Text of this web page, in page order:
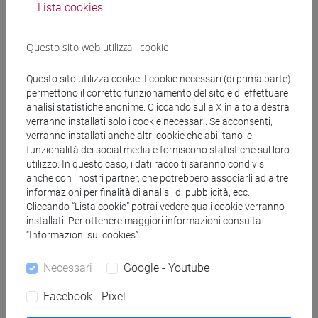
[LM40] LINGUE, ECONOMIE E ISTITUZIONI
Laurea magistrale (DM270)
lingua, societa' e istituzioni della cina
contemporanea
Insegnamenti mutuati
ESERCITAZIONI DI LINGUA CINESE 1 MOD.1E
[LM005I]
Lista cookies
Questo sito web utilizza i cookie
Questo sito utilizza cookie. I cookie necessari (di prima parte)
permettono il corretto funzionamento del sito e di effettuare
analisi statistiche anonime. Cliccando sulla X in alto a destra
verranno installati solo i cookie necessari. Se acconsenti,
verranno installati anche altri cookie che abilitano le
funzionalità dei social media e forniscono statistiche sul loro
utilizzo. In questo caso, i dati raccolti saranno condivisi
anche con i nostri partner, che potrebbero associarli ad altre
informazioni per finalità di analisi, di pubblicità, ecc.
Cliccando “Lista cookie” potrai vedere quali cookie verranno
installati. Per ottenere maggiori informazioni consulta
“Informazioni sui cookies”.
Necessari Google - Youtube
Facebook - Pixel